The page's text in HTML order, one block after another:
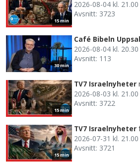
15 min
2026-08-04 kl. 21.00
Avsnitt: 3723
30 min
Café Bibeln
2026-08-04 kl. 20.30
Avsnitt: 113
15 min
TV7 Israelnyheter
2026-08-03 kl. 21.00
Avsnitt: 3722
15 min
TV7 Israelnyheter
2026-07-31 kl. 21.00
Avsnitt: 3721